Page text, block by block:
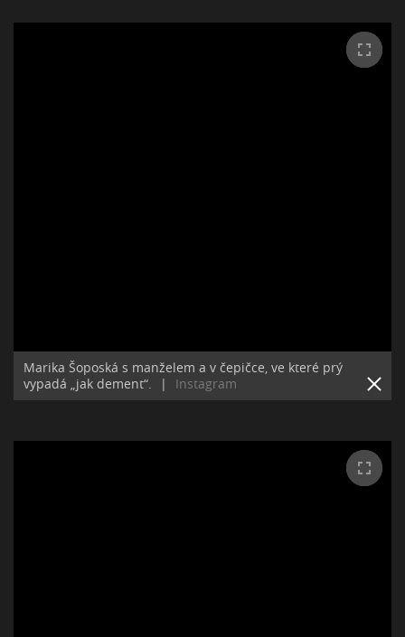
Marika Šoposká s manželem a v čepičce, ve které prý
vypadá „jak dement“.
| Instagram